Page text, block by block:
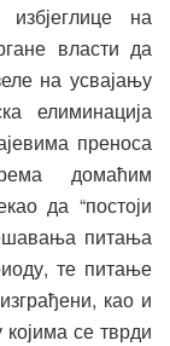
на
власти да
на усвајању
елиминација
преноса
домаћим
да “постоји
питања
те питање
као и
се тврди